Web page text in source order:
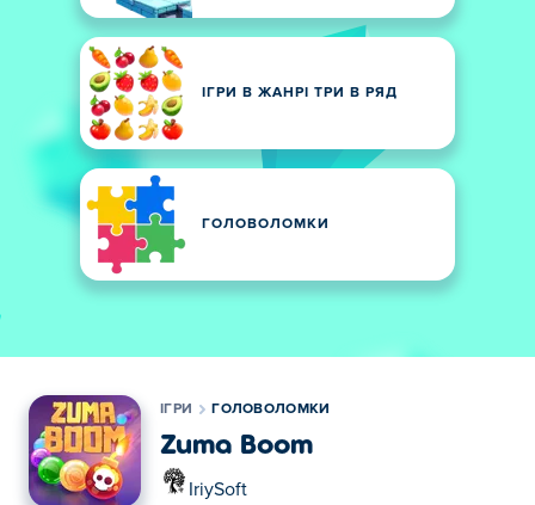
ІГРИ В ЖАНРІ ТРИ В РЯД
ГОЛОВОЛОМКИ
ІГРИ ГОЛОВОЛОМКИ
Zuma Boom
IriySoft